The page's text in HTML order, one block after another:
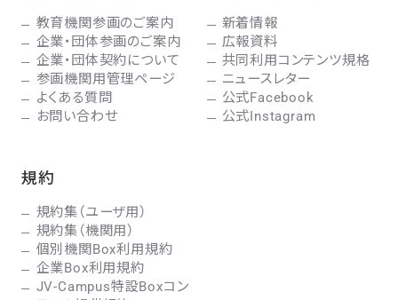
教育機関参画のご案内
企業・団体参画のご案内
企業・団体契約について
参画機関用管理ページ
よくある質問
お問い合わせ
新着情報
広報資料
共同利用コンテンツ規格
ニュースレター
公式Facebook
公式Instagram
規約
規約集（ユーザ用）
規約集（機関用）
個別機関Box利用規約
企業Box利用規約
JV-Campus特設Boxコン